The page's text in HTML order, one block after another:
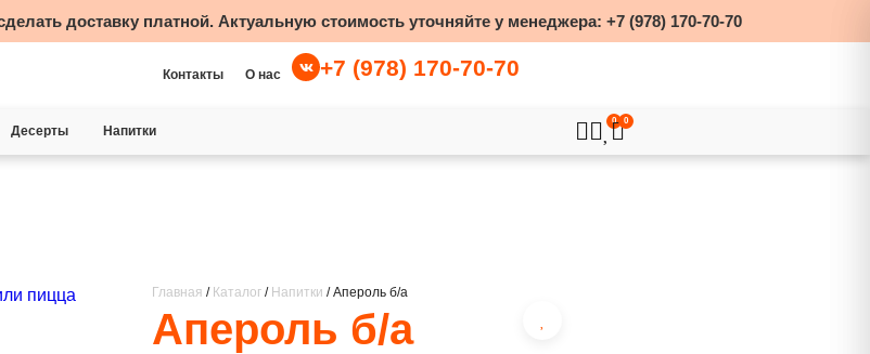
доставку платной. Актуальную стоимость уточняйте у менеджера: +7 (978) 170-70-70
Контакты О нас +7 (978) 170-70-70
Десерты Напитки
0 0
Главная / Каталог / Напитки / Апероль б/а
Апероль б/а